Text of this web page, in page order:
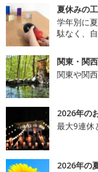
夏休みの
学年別に
駄なく、
関東・関
関東や関
2026年の
最大9連休
2026年の